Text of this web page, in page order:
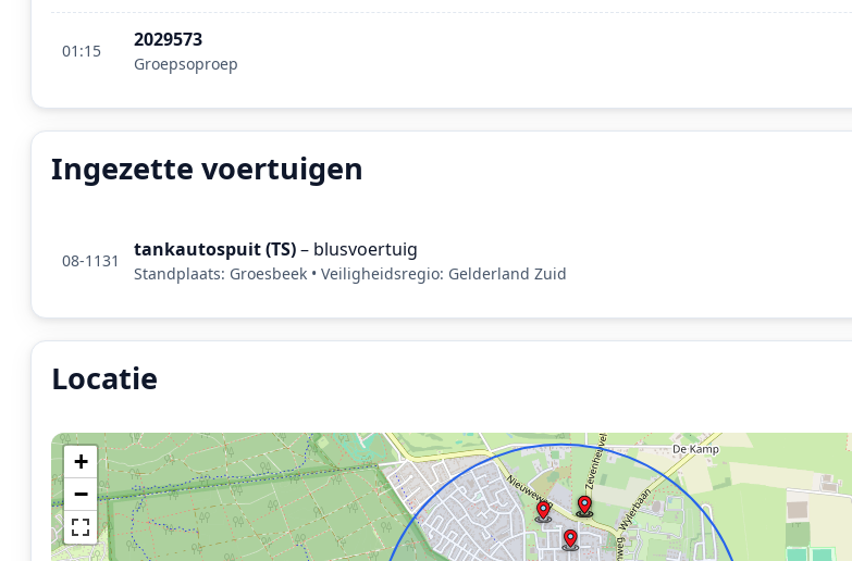
01:15 2029573
Groepsoproep
Ingezette voertuigen
08-1131 tankautospuit (TS)– blusvoertuig
Standplaats: Groesbeek • Veiligheidsregio: Gelderland Zuid
Locatie
+
−
Locatie van het incident: Kerkstraat, Groesbeek.